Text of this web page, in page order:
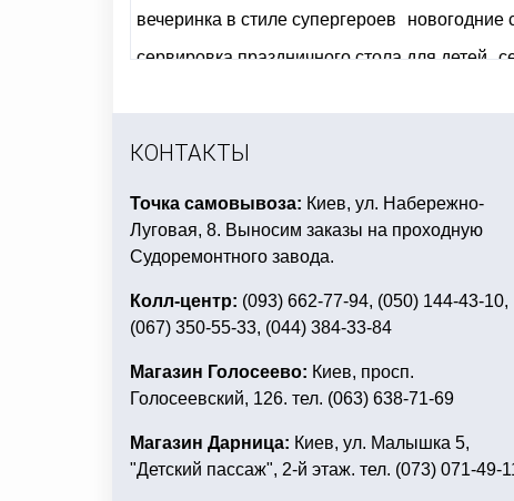
вечеринка в стиле супергероев
новогодние
сервировка праздничного стола для детей
КОНТАКТЫ
Точка самовывоза: Киев, ул. Набережно-
Луговая, 8. Выносим заказы на проходную
Судоремонтного завода.
Колл-центр: (093) 662-77-94, (050) 144-43-10,
(067) 350-55-33, (044) 384-33-84
Магазин Голосеево: Киев, просп.
Голосеевский, 126. тел. (063) 638-71-69
Магазин Дарница: Киев, ул. Малышка 5,
"Детский пассаж", 2-й этаж. тел. (073) 071-49-